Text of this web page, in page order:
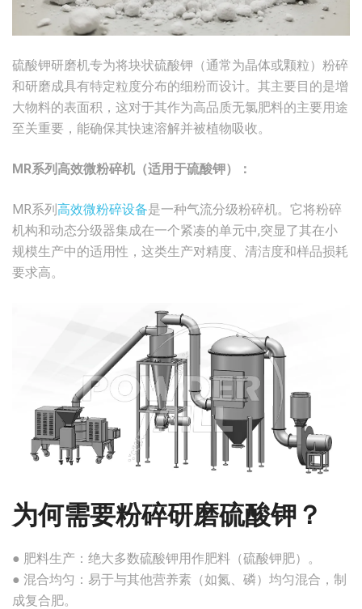
硫酸钾研磨机专为将块状硫酸钾（通常为晶体或颗粒）粉碎
和研磨成具有特定粒度分布的细粉而设计。其主要目的是增
大物料的表面积，这对于其作为高品质无氯肥料的主要用途
至关重要，能确保其快速溶解并被植物吸收。
MR系列高效微粉碎机（适用于硫酸钾）：
MR系列高效微粉碎设备是一种气流分级粉碎机。它将粉碎
机构和动态分级器集成在一个紧凑的单元中,突显了其在小
规模生产中的适用性，这类生产对精度、清洁度和样品损耗
要求高。
为何需要粉碎研磨硫酸钾？
● 肥料生产：绝大多数硫酸钾用作肥料（硫酸钾肥）。
● 混合均匀：易于与其他营养素（如氮、磷）均匀混合，制
成复合肥。